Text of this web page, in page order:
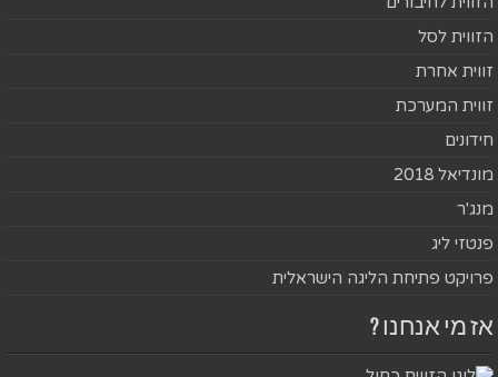
הזווית לסל
זווית אחרת
זווית המערכת
חידונים
מונדיאל 2018
מנג'ר
פנטזי ליג
פרויקט פתיחת הליגה הישראלית
אז מי אנחנו ?